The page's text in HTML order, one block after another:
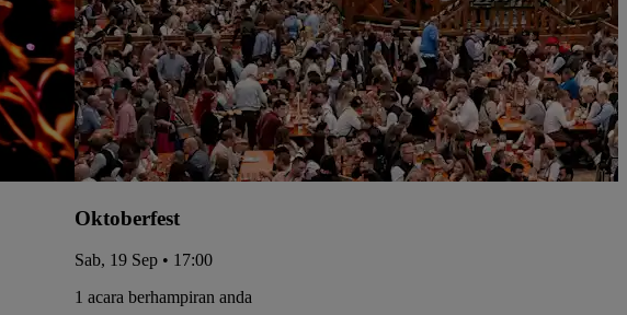
Oktoberfest
Sab, 19 Sep • 17:00
1 acara berhampiran anda